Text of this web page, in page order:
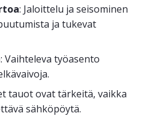
: Jaloittelu ja seisominen
ja tukevat
: Vaihteleva työasento
tauot ovat tärkeitä, vaikka
sähköpöytä.